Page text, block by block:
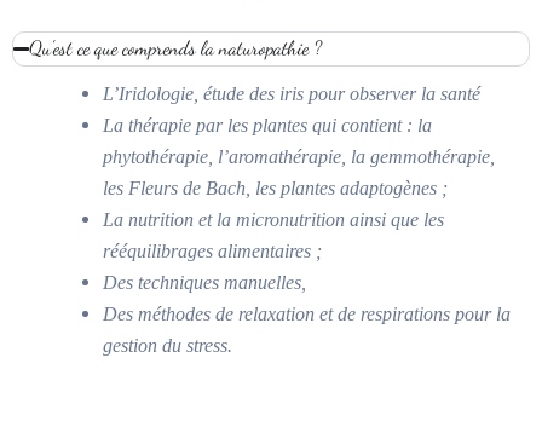
Qu'est ce que comprends la naturopathie ?
L’Iridologie, étude des iris pour observer la santé
La thérapie par les plantes qui contient : la
phytothérapie, l’aromathérapie, la gemmothérapie,
les Fleurs de Bach, les plantes adaptogènes ;
La nutrition et la micronutrition ainsi que les
rééquilibrages alimentaires ;
Des techniques manuelles,
Des méthodes de relaxation et de respirations pour la
gestion du stress.